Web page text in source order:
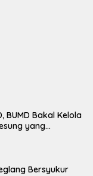
BUMD Bakal Kelola
yang
Bersyukur